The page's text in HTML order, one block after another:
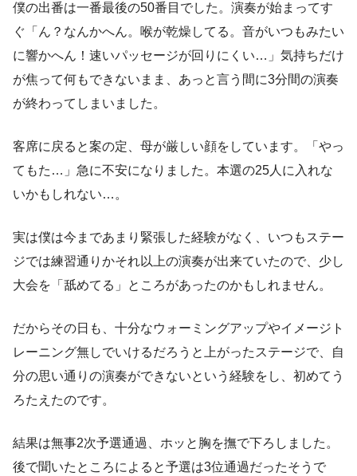
僕の出番は一番最後の50番目でした。演奏が始まってす
ぐ「ん？なんかへん。喉が乾燥してる。音がいつもみたい
に響かへん！速いパッセージが回りにくい…」気持ちだけ
が焦って何もできないまま、あっと言う間に3分間の演奏
が終わってしまいました。
客席に戻ると案の定、母が厳しい顔をしています。「やっ
てもた…」急に不安になりました。本選の25人に入れな
いかもしれない…。
実は僕は今まであまり緊張した経験がなく、いつもステー
ジでは練習通りかそれ以上の演奏が出来ていたので、少し
大会を「舐めてる」ところがあったのかもしれません。
だからその日も、十分なウォーミングアップやイメージト
レーニング無しでいけるだろうと上がったステージで、自
分の思い通りの演奏ができないという経験をし、初めてう
ろたえたのです。
結果は無事2次予選通過、ホッと胸を撫で下ろしました。
後で聞いたところによると予選は3位通過だったそうで